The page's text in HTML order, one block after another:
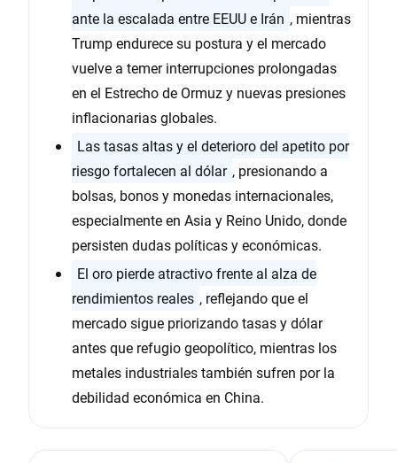
ante la escalada entre EEUU e Irán , mientras
Trump endurece su postura y el mercado
vuelve a temer interrupciones prolongadas
en el Estrecho de Ormuz y nuevas presiones
inflacionarias globales.
Las tasas altas y el deterioro del apetito por
riesgo fortalecen al dólar , presionando a
bolsas, bonos y monedas internacionales,
especialmente en Asia y Reino Unido, donde
persisten dudas políticas y económicas.
El oro pierde atractivo frente al alza de
rendimientos reales , reflejando que el
mercado sigue priorizando tasas y dólar
antes que refugio geopolítico, mientras los
metales industriales también sufren por la
debilidad económica en China.